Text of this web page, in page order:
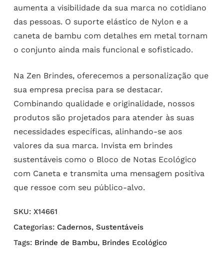
aumenta a visibilidade da sua marca no cotidiano
das pessoas. O suporte elástico de Nylon e a
caneta de bambu com detalhes em metal tornam
o conjunto ainda mais funcional e sofisticado.
Na Zen Brindes, oferecemos a personalização que
sua empresa precisa para se destacar.
Combinando qualidade e originalidade, nossos
produtos são projetados para atender às suas
necessidades específicas, alinhando-se aos
valores da sua marca. Invista em brindes
sustentáveis como o Bloco de Notas Ecológico
com Caneta e transmita uma mensagem positiva
que ressoe com seu público-alvo.
SKU: X14661
Categorias: Cadernos, Sustentáveis
Tags: Brinde de Bambu, Brindes Ecológico